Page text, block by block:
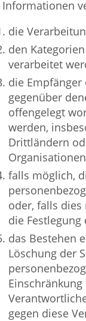
Informationen
die
den
verarbeitet
die Empfänger
gegenüber
offengelegt
werden,
Drittländern
falls möglich,
oder, falls
die Festlegung
das Bestehen
Löschung der
gegen diese